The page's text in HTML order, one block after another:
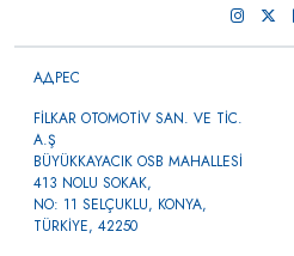
АДРЕС
FİLKAR OTOMOTİV SAN. VE TİC.
A.Ş
BÜYÜKKAYACIK OSB MAHALLESİ
413 NOLU SOKAK,
NO: 11 SELÇUKLU, KONYA,
TÜRKİYE, 42250